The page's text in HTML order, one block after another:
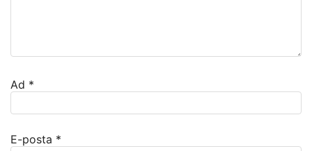
Ad *
E-posta *